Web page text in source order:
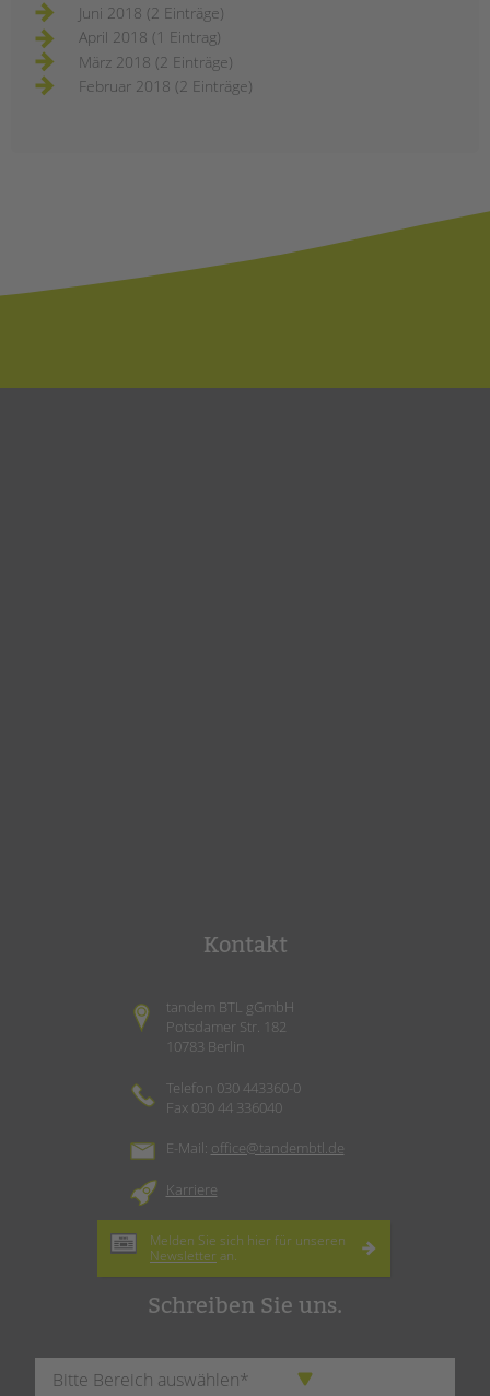
Juni 2018 (2 Einträge)
April 2018 (1 Eintrag)
März 2018 (2 Einträge)
Februar 2018 (2 Einträge)
Kontakt
tandem BTL gGmbH
Potsdamer Str. 182
10783 Berlin
Telefon 030 443360-0
Fax 030 44 336040
E-Mail: office@tandembtl.de
Karriere
Melden Sie sich hier für unseren
Newsletter an.
Schreiben Sie uns.